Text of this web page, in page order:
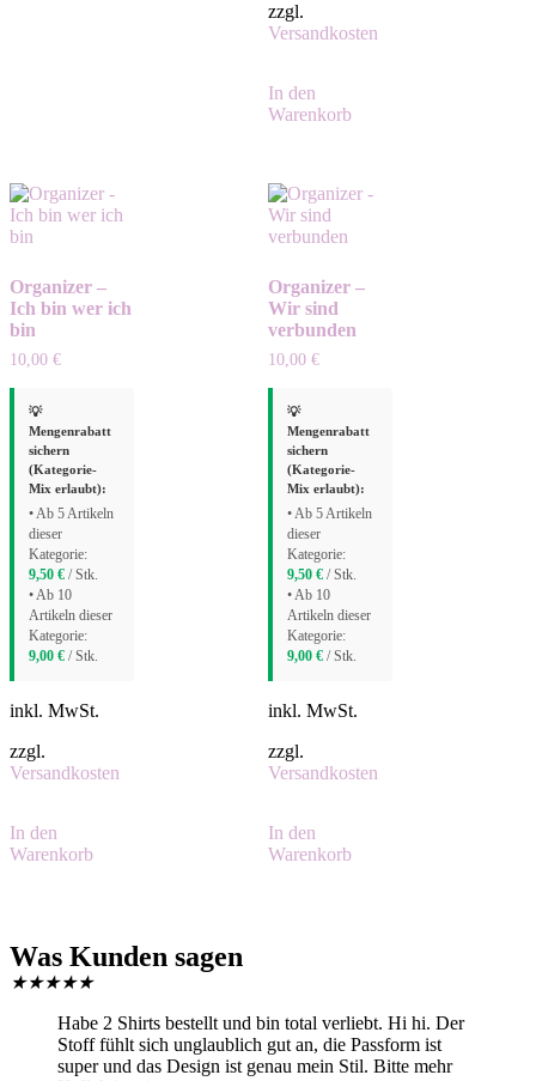
zzgl.
Versandkosten
In den
Warenkorb
Organizer –
Ich bin wer ich
bin
10,00 €
💡
Mengenrabatt
sichern
(Kategorie-
Mix erlaubt):
• Ab 5 Artikeln
dieser
Kategorie:
9,50 € / Stk.
• Ab 10
Artikeln dieser
Kategorie:
9,00 € / Stk.
inkl. MwSt.
zzgl.
Versandkosten
In den
Warenkorb
Organizer –
Wir sind
verbunden
10,00 €
💡
Mengenrabatt
sichern
(Kategorie-
Mix erlaubt):
• Ab 5 Artikeln
dieser
Kategorie:
9,50 € / Stk.
• Ab 10
Artikeln dieser
Kategorie:
9,00 € / Stk.
inkl. MwSt.
zzgl.
Versandkosten
In den
Warenkorb
Was Kunden sagen
★★★★★
Habe 2 Shirts bestellt und bin total verliebt. Hi hi. Der
Stoff fühlt sich unglaublich gut an, die Passform ist
super und das Design ist genau mein Stil. Bitte mehr